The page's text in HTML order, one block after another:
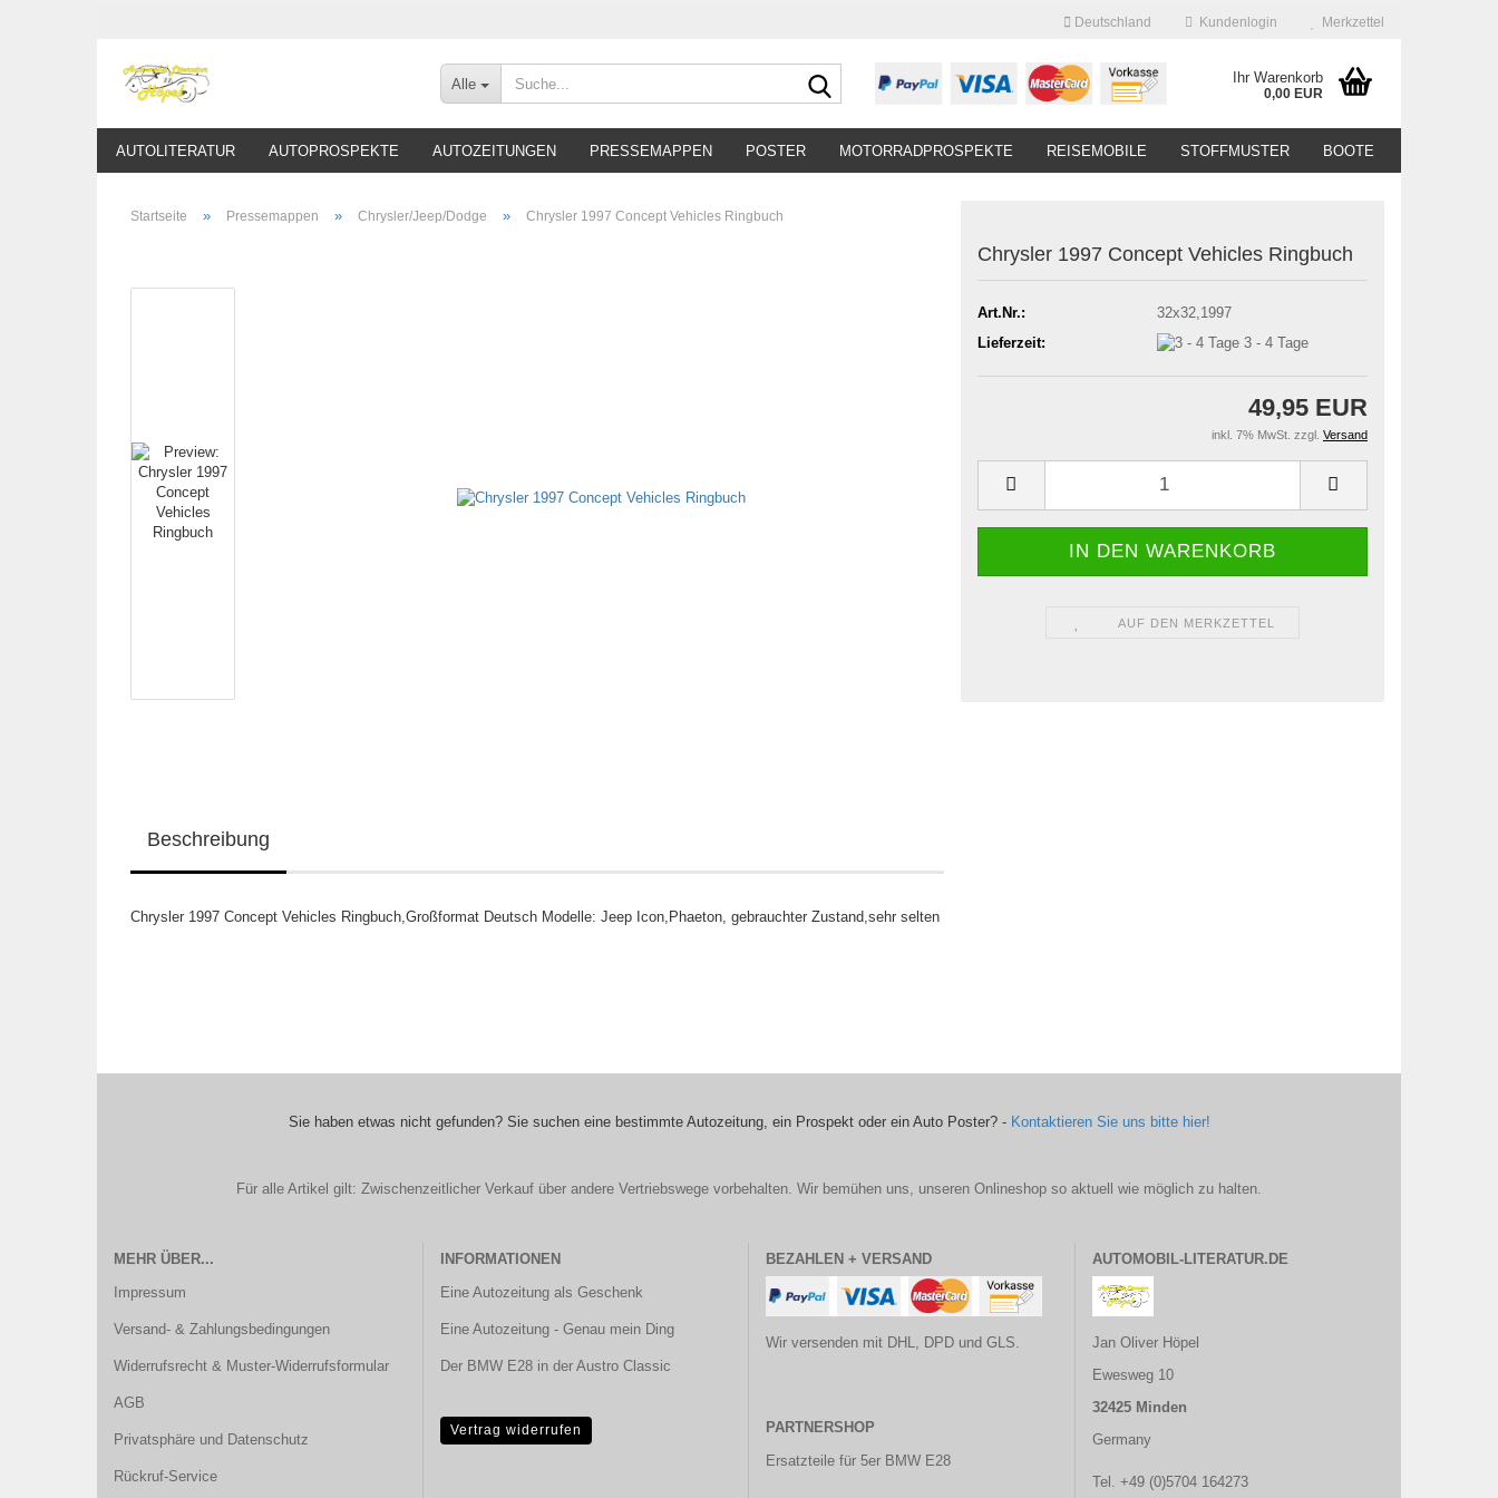
Deutschland Kundenlogin Merkzettel
Alle
Suche... Ihr Warenkorb
0,00 EUR
AUTOLITERATUR AUTOPROSPEKTE AUTOZEITUNGEN PRESSEMAPPEN POSTER MOTORRADPROSPEKTE REISEMOBILE STOFFMUSTER BOOTE
Startseite » Pressemappen » Chrysler/Jeep/Dodge » Chrysler 1997 Concept Vehicles Ringbuch
Chrysler 1997 Concept Vehicles Ringbuch
Art.Nr.:
32x32,1997
Lieferzeit:
3 - 4 Tage
49,95 EUR
inkl. 7% MwSt. zzgl. Versand
AUF DEN MERKZETTEL
Beschreibung
Chrysler 1997 Concept Vehicles Ringbuch,Großformat Deutsch Modelle: Jeep Icon,Phaeton, gebrauchter Zustand,sehr selten
Sie haben etwas nicht gefunden? Sie suchen eine bestimmte Autozeitung, ein Prospekt oder ein Auto Poster? - Kontaktieren Sie uns bitte hier!
Für alle Artikel gilt: Zwischenzeitlicher Verkauf über andere Vertriebswege vorbehalten. Wir bemühen uns, unseren Onlineshop so aktuell wie möglich zu halten.
MEHR ÜBER...
Impressum
Versand- & Zahlungsbedingungen
Widerrufsrecht & Muster-Widerrufsformular
AGB
Privatsphäre und Datenschutz
Rückruf-Service
INFORMATIONEN
Eine Autozeitung als Geschenk
Eine Autozeitung - Genau mein Ding
Der BMW E28 in der Austro Classic
Vertrag widerrufen
BEZAHLEN + VERSAND
Wir versenden mit DHL, DPD und GLS.
PARTNERSHOP
Ersatzteile für 5er BMW E28
AUTOMOBIL-LITERATUR.DE
Jan Oliver Höpel
Ewesweg 10
32425 Minden
Germany
Tel. +49 (0)5704 164273